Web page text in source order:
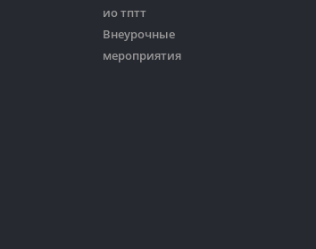
ио тптт
Внеурочные
мероприятия